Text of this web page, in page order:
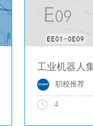
工业机器人
职校推荐
4